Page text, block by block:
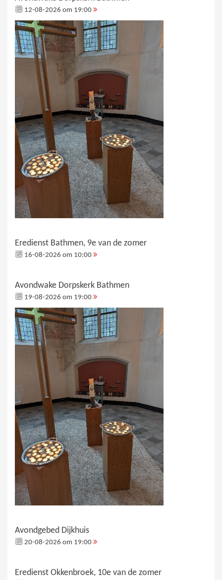
12-08-2026 om 19:00
Eredienst Bathmen, 9e van de zomer
16-08-2026 om 10:00
Avondwake Dorpskerk Bathmen
19-08-2026 om 19:00
Avondgebed Dijkhuis
20-08-2026 om 19:00
Eredienst Okkenbroek, 10e van de zomer